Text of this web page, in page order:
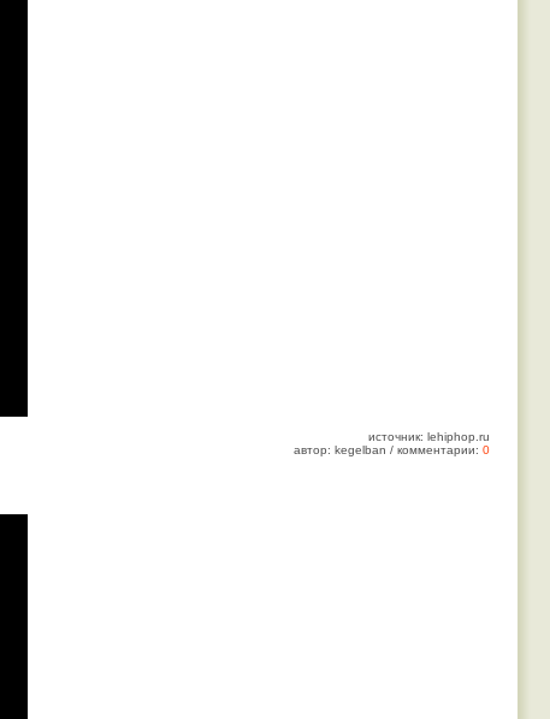
источник: lehiphop.ru
автор: kegelban / комментарии: 0